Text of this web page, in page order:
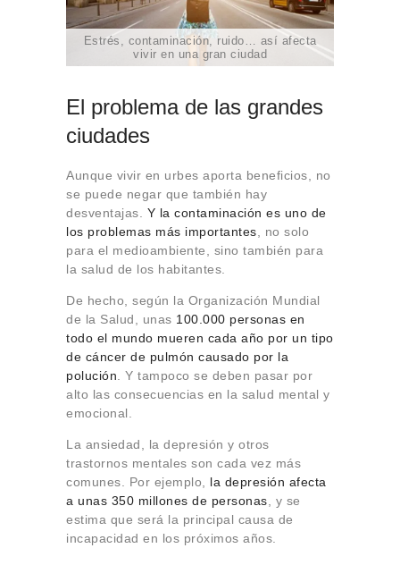
Estrés, contaminación, ruido… así afecta
vivir en una gran ciudad
El problema de las grandes
ciudades
Aunque vivir en urbes aporta beneficios, no
se puede negar que también hay
desventajas. Y la contaminación es uno de
los problemas más importantes , no solo
para el medioambiente, sino también para
la salud de los habitantes.
De hecho, según la Organización Mundial
de la Salud, unas 100.000 personas en
todo el mundo mueren cada año por un tipo
de cáncer de pulmón causado por la
polución . Y tampoco se deben pasar por
alto las consecuencias en la salud mental y
emocional.
La ansiedad, la depresión y otros
trastornos mentales son cada vez más
comunes. Por ejemplo, la depresión afecta
a unas 350 millones de personas , y se
estima que será la principal causa de
incapacidad en los próximos años.